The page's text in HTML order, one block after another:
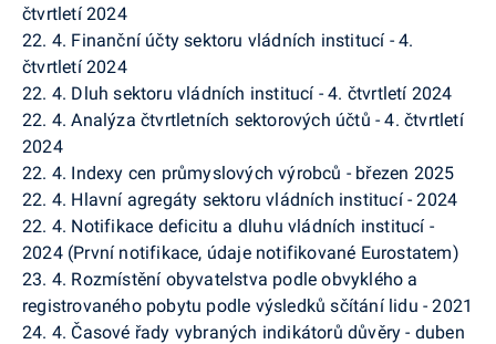
čtvrtletí 2024
22. 4. Finanční účty sektoru vládních institucí - 4.
čtvrtletí 2024
22. 4. Dluh sektoru vládních institucí - 4. čtvrtletí 2024
22. 4. Analýza čtvrtletních sektorových účtů - 4. čtvrtletí
2024
22. 4. Indexy cen průmyslových výrobců - březen 2025
22. 4. Hlavní agregáty sektoru vládních institucí - 2024
22. 4. Notifikace deficitu a dluhu vládních institucí -
2024 (První notifikace, údaje notifikované Eurostatem)
23. 4. Rozmístění obyvatelstva podle obvyklého a
registrovaného pobytu podle výsledků sčítání lidu - 2021
24. 4. Časové řady vybraných indikátorů důvěry - duben